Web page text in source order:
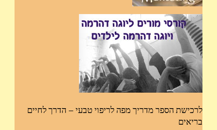
לרכישת הספר מדריך מפה לריפוי טבעי – הדרך לחיים
בריאים